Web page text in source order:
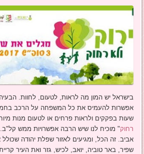
בישראל יש המון מה לראות, לטעום, לחוות.
אפשרות להעמיס את כל המשפחה על הרכב
שעות בפקקים ולראות פרחים או לטעום מנות
רחוק" מוכיח לנו שיש הרבה אפשרויות ממש
אביב. זה הכל, ומגיעים לאזור שפלת יהודה שכולל
שפיר, באר טוביה, יואב, לכיש, גזר ואת העיר